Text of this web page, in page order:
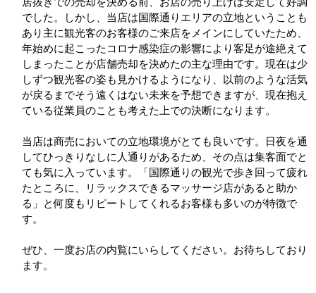
でした。しかし、当店は国際通りエリアの立地ということも
あり主に観光客のお客様のご来店をメインにしていたため、
年始めに起こったコロナ感染症の影響により客足が途絶えて
しまったことが店舗売却を決めたの主な理由です。現在は少
しずつ観光客の姿も見かけるようになり、以前のような活気
が戻るまでそう遠くはない未来を予想できますが、現在抱え
ている従業員のことも考えた上での決断になります。
当店は商売においての立地環境がとても良いです。日夜を通
してひっきりなしに人通りがあるため、その点は集客面でと
ても気に入っています。「国際通りの観光で歩き回って疲れ
たところに、リラックスできるマッサージ店があると助か
る」と何度もリピートしてくれるお客様も多いのが特徴で
す。
ぜひ、一度お店の内覧にいらしてください。お待ちしており
ます。